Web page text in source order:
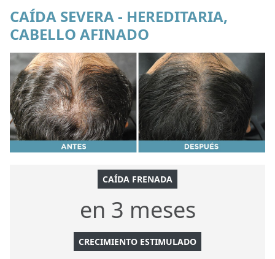
CAÍDA SEVERA - HEREDITARIA,
CABELLO AFINADO
CAÍDA FRENADA
en 3 meses
CRECIMIENTO ESTIMULADO